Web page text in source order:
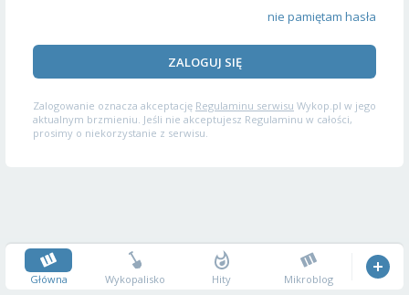
nie pamiętam hasła
ZALOGUJ SIĘ
Zalogowanie oznacza akceptację Regulaminu serwisu Wykop.pl w jego
aktualnym brzmieniu. Jeśli nie akceptujesz Regulaminu w całości,
prosimy o niekorzystanie z serwisu.
Główna Wykopalisko Hity Mikroblog